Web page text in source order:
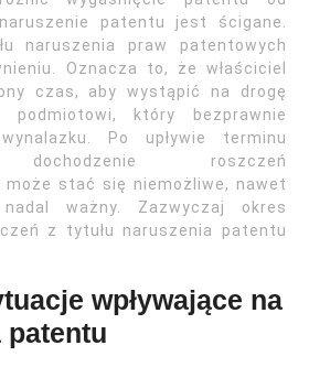
patentu jest ścigane.
naruszenia praw patentowych
Oznacza to, że właściciel
czas, aby wystąpić na drogę
podmiotowi, który bezprawnie
Po upływie terminu
dochodzenie roszczeń
może stać się niemożliwe, nawet
ważny. Zazwyczaj okres
z tytułu naruszenia patentu
wpływające na
patentu